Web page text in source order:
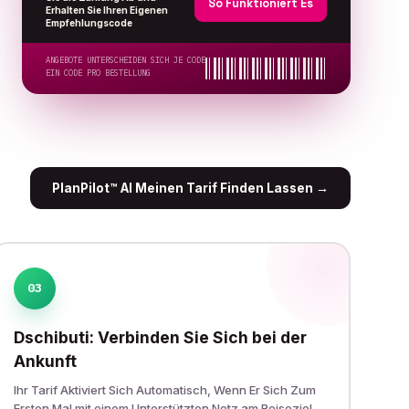
Erhalten Sie Ihren Eigenen
Empfehlungscode
So Funktioniert Es
ANGEBOTE UNTERSCHEIDEN SICH JE CODE
EIN CODE PRO BESTELLUNG
PlanPilot™ AI Meinen Tarif Finden Lassen →
03
Dschibuti: Verbinden Sie Sich bei der
Ankunft
Ihr Tarif Aktiviert Sich Automatisch, Wenn Er Sich Zum